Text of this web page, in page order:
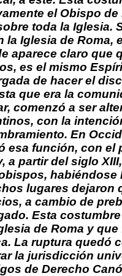
el Obispo
toda la Iglesia.
la Iglesia de Roma,
aparece claro que
es el mismo
de hacer el
que era la
comenzó a ser
con la
En
esa función, con
a partir del siglo
lugares dejaron
a cambio de
Esta
de Roma y
La ruptura quedó
la jurisdicción
de Derecho